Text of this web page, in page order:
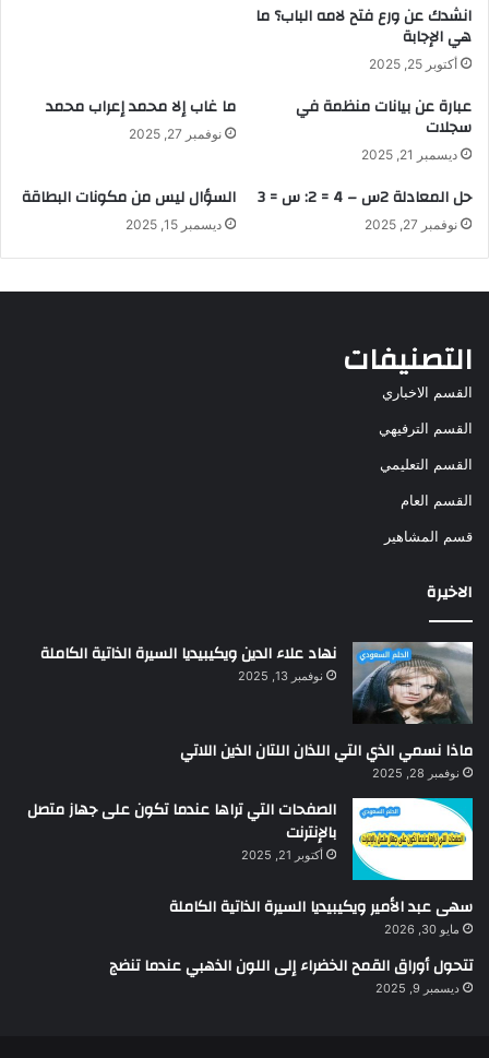
انشدك عن ورع فتح لامه الباب؟ ما
هي الإجابة
أكتوبر 25, 2025
عبارة عن بيانات منظمة في
سجلات
ديسمبر 21, 2025
ما غاب إلا محمد إعراب محمد
نوفمبر 27, 2025
حل المعادلة 2س – 4 = 2: س = 3
نوفمبر 27, 2025
السؤال ليس من مكونات البطاقة
ديسمبر 15, 2025
التصنيفات
القسم الاخباري
القسم الترفيهي
القسم التعليمي
القسم العام
قسم المشاهير
الاخيرة
نهاد علاء الدين ويكيبيديا السيرة الذاتية الكاملة
نوفمبر 13, 2025
ماذا نسمي الذي التي اللذان اللتان الذين اللاتي
نوفمبر 28, 2025
الصفحات التي تراها عندما تكون على جهاز متصل
بالإنترنت
أكتوبر 21, 2025
سهى عبد الأمير ويكيبيديا السيرة الذاتية الكاملة
مايو 30, 2026
تتحول أوراق القمح الخضراء إلى اللون الذهبي عندما تنضج
ديسمبر 9, 2025